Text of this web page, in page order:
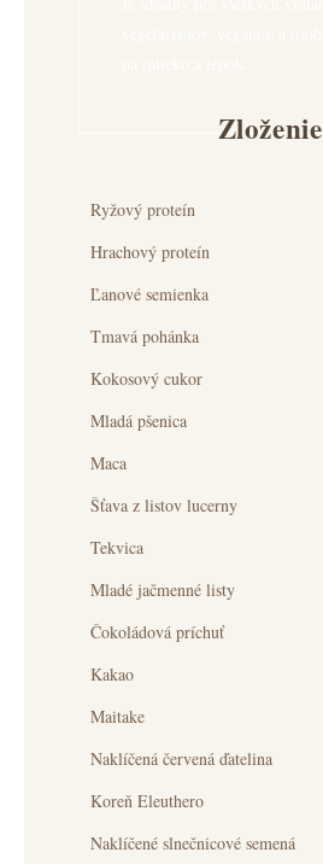
Zloženie
Ryžový proteín
Hrachový proteín
Ľanové semienka
Tmavá pohánka
Kokosový cukor
Mladá pšenica
Maca
Šťava z listov lucerny
Tekvica
Mladé jačmenné listy
Čokoládová príchuť
Kakao
Maitake
Naklíčená červená ďatelina
Koreň Eleuthero
Naklíčené slnečnicové semená